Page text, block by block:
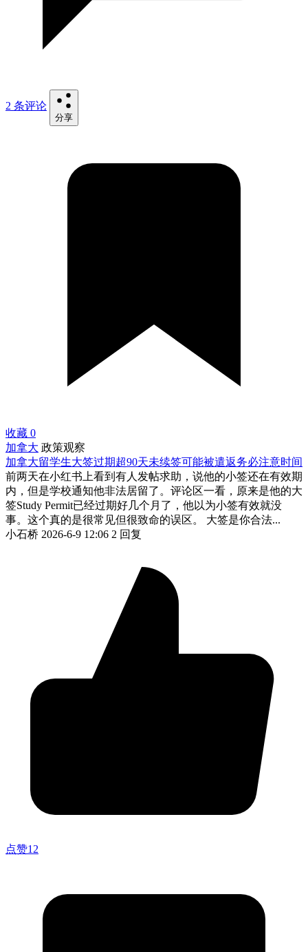
2 条评论
分享
收藏 0
加拿大 政策观察
加拿大留学生大签过期超90天未续签可能被遣返务必注意时间
前两天在小红书上看到有人发帖求助，说他的小签还在有效期
内，但是学校通知他非法居留了。评论区一看，原来是他的大
签Study Permit已经过期好几个月了，他以为小签有效就没
事。这个真的是很常见但很致命的误区。 大签是你合法...
小石桥 2026-6-9 12:06 2 回复
点赞12